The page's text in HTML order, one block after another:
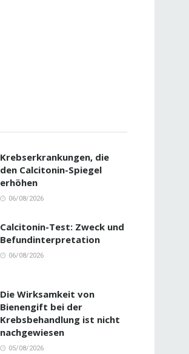
Krebserkrankungen, die
den Calcitonin-Spiegel
erhöhen
06/08/2026
Calcitonin-Test: Zweck und
Befundinterpretation
06/08/2026
Die Wirksamkeit von
Bienengift bei der
Krebsbehandlung ist nicht
nachgewiesen
05/08/2026